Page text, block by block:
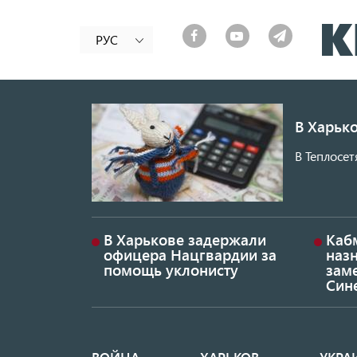
РУС
В
В
В Харькове задержали
офицера Нацгвардии за
помощь уклонисту